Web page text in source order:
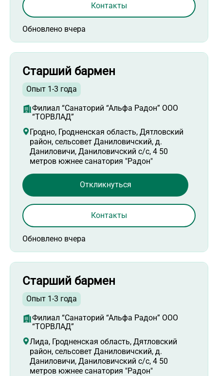
Обновлено вчера
Контакты
Старший бармен
Опыт 1-3 года
Филиал “Санаторий “Альфа Радон” ООО
“ТОРВЛАД”
Гродно, Гродненская область, Дятловский
район, сельсовет Даниловичский, д.
Даниловичи, Даниловичский с/с, 4 50
метров южнее санатория "Радон"
Обновлено вчера
Откликнуться
Контакты
Старший бармен
Опыт 1-3 года
Филиал “Санаторий “Альфа Радон” ООО
“ТОРВЛАД”
Лида, Гродненская область, Дятловский
район, сельсовет Даниловичский, д.
Даниловичи, Даниловичский с/с, 4 50
метров южнее санатория "Радон"